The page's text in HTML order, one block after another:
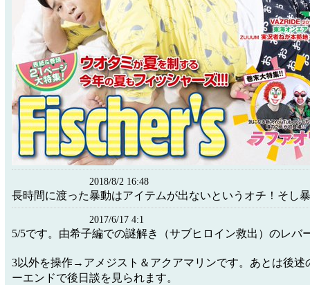
2018/8/2 16:48
長時間に渡った暴動はアイテムが出ないというオチ！そし
2017/6/17 4:1
5/5です。由希子編での謎解き（サブヒロイン救出）のレバ
3以外を操作→アメジスト＆アクアマリンです。あとは後述
ーエンドで後日談を見られます。